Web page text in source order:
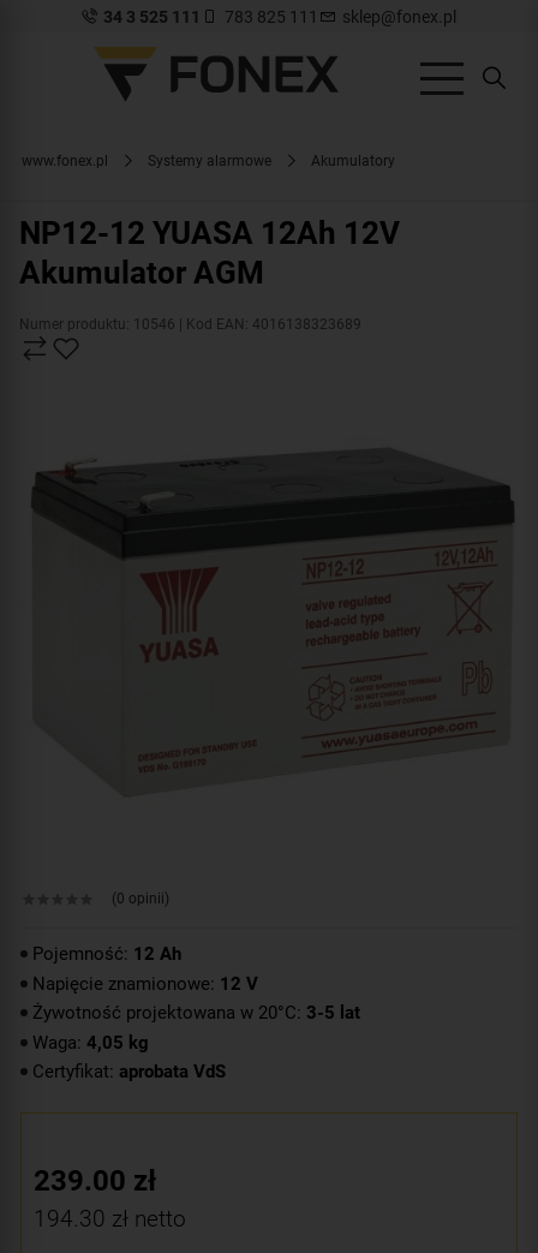
34 3 525 111 783 825 111 sklep@fonex.pl
www.fonex.pl Systemy alarmowe Akumulatory
NP12-12 YUASA 12Ah 12V
Akumulator AGM
Numer produktu: 10546 | Kod EAN: 4016138323689
(0 opinii)
Pojemność: 12 Ah
Napięcie znamionowe: 12 V
Żywotność projektowana w 20°C: 3-5 lat
Waga: 4,05 kg
Certyfikat: aprobata VdS
239.00 zł
194.30 zł netto